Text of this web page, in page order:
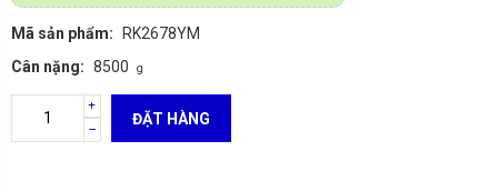
Mã sản phẩm:
RK2678YM
Cân nặng: 8500 g
ĐẶT HÀNG